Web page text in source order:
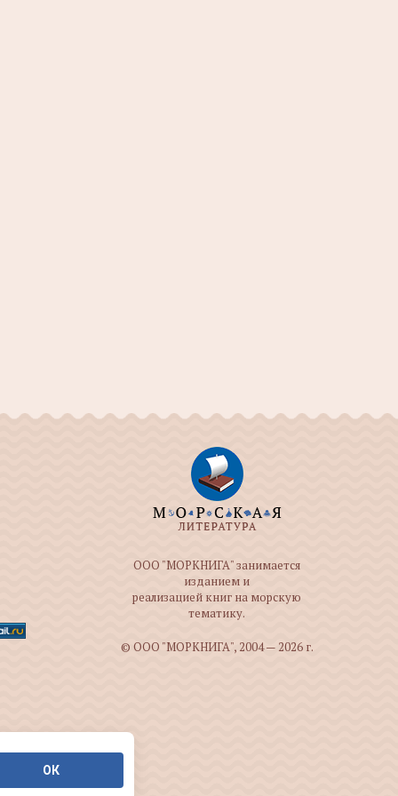
ООО "МОРКНИГА" занимается
изданием и
реализацией книг на морскую
тематику.
© ООО "МОРКНИГА", 2004 — 2026 г.
ОК